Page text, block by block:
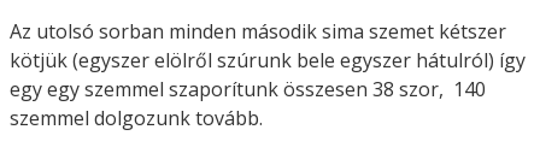
Az utolsó sorban minden második sima szemet kétszer
kötjük (egyszer elölről szúrunk bele egyszer hátulról) így
egy egy szemmel szaporítunk összesen 38 szor, 140
szemmel dolgozunk tovább.